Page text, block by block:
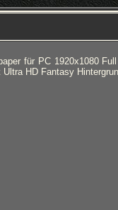
für PC 1920x1080
HD Fantasy